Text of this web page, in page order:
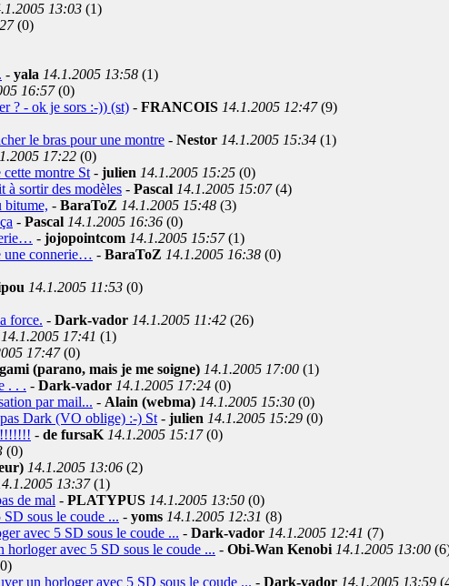
13:03 (1)
(0)
- yala 14.1.2005 13:58 (1)
16:57(0)
? - ok je sors :-)) (st) - FRANCOIS 14.1.2005 12:47(9)
le bras pour une montre - Nestor 14.1.2005 15:34 (1)
17:22 (0)
cette montre St - julien 14.1.2005 15:25 (0)
à sortir des modèles - Pascal 14.1.2005 15:07(4)
bitume, - BaraToZ 14.1.2005 15:48 (3)
- Pascal 14.1.2005 16:36 (0)
- jojopointcom 14.1.2005 15:57(1)
une connerie… - BaraToZ 14.1.2005 16:38 (0)
14.1.2005 11:53 (0)
force. - Dark-vador 14.1.2005 11:42 (26)
14.1.2005 17:41 (1)
17:47(0)
(parano, mais je me soigne) 14.1.2005 17:00 (1)
. . . - Dark-vador 14.1.2005 17:24 (0)
par mail... - Alain (webma) 14.1.2005 15:30 (0)
Dark (VO oblige) :-) St - julien 14.1.2005 15:29 (0)
- de fursaK 14.1.2005 15:17(0)
(0)
14.1.2005 13:06 (2)
13:37(1)
de mal - PLATYPUS 14.1.2005 13:50 (0)
sous le coude ... - yoms 14.1.2005 12:31 (8)
avec 5 SD sous le coude ... - Dark-vador 14.1.2005 12:41 (7)
avec 5 SD sous le coude ... - Obi-Wan Kenobi 14.1.2005 13:00
un horloger avec 5 SD sous le coude ... - Dark-vador 14.1.2005 13:59